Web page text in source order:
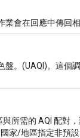
會在回應中傳回相
。(UAQI)。這個
所需的 AQI 配對
家/地區指定非預